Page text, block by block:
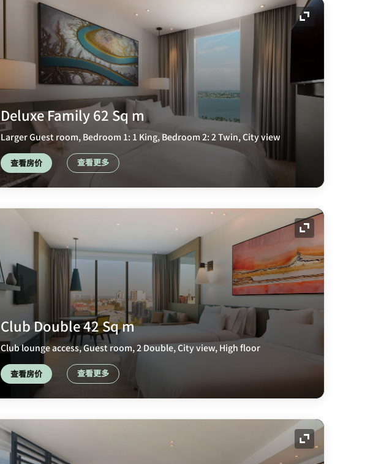
展开图标
Deluxe Family 62 Sq m
Larger Guest room, Bedroom 1: 1 King, Bedroom 2: 2 Twin, City view
查看房价 查看更多
展开图标
Club Double 42 Sq m
Club lounge access, Guest room, 2 Double, City view, High floor
查看房价 查看更多
展开图标